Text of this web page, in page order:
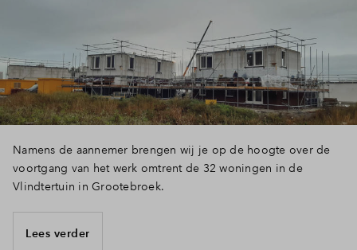
Namens de aannemer brengen wij je op de hoogte over de
voortgang van het werk omtrent de 32 woningen in de
Vlindtertuin in Grootebroek.
Lees verder